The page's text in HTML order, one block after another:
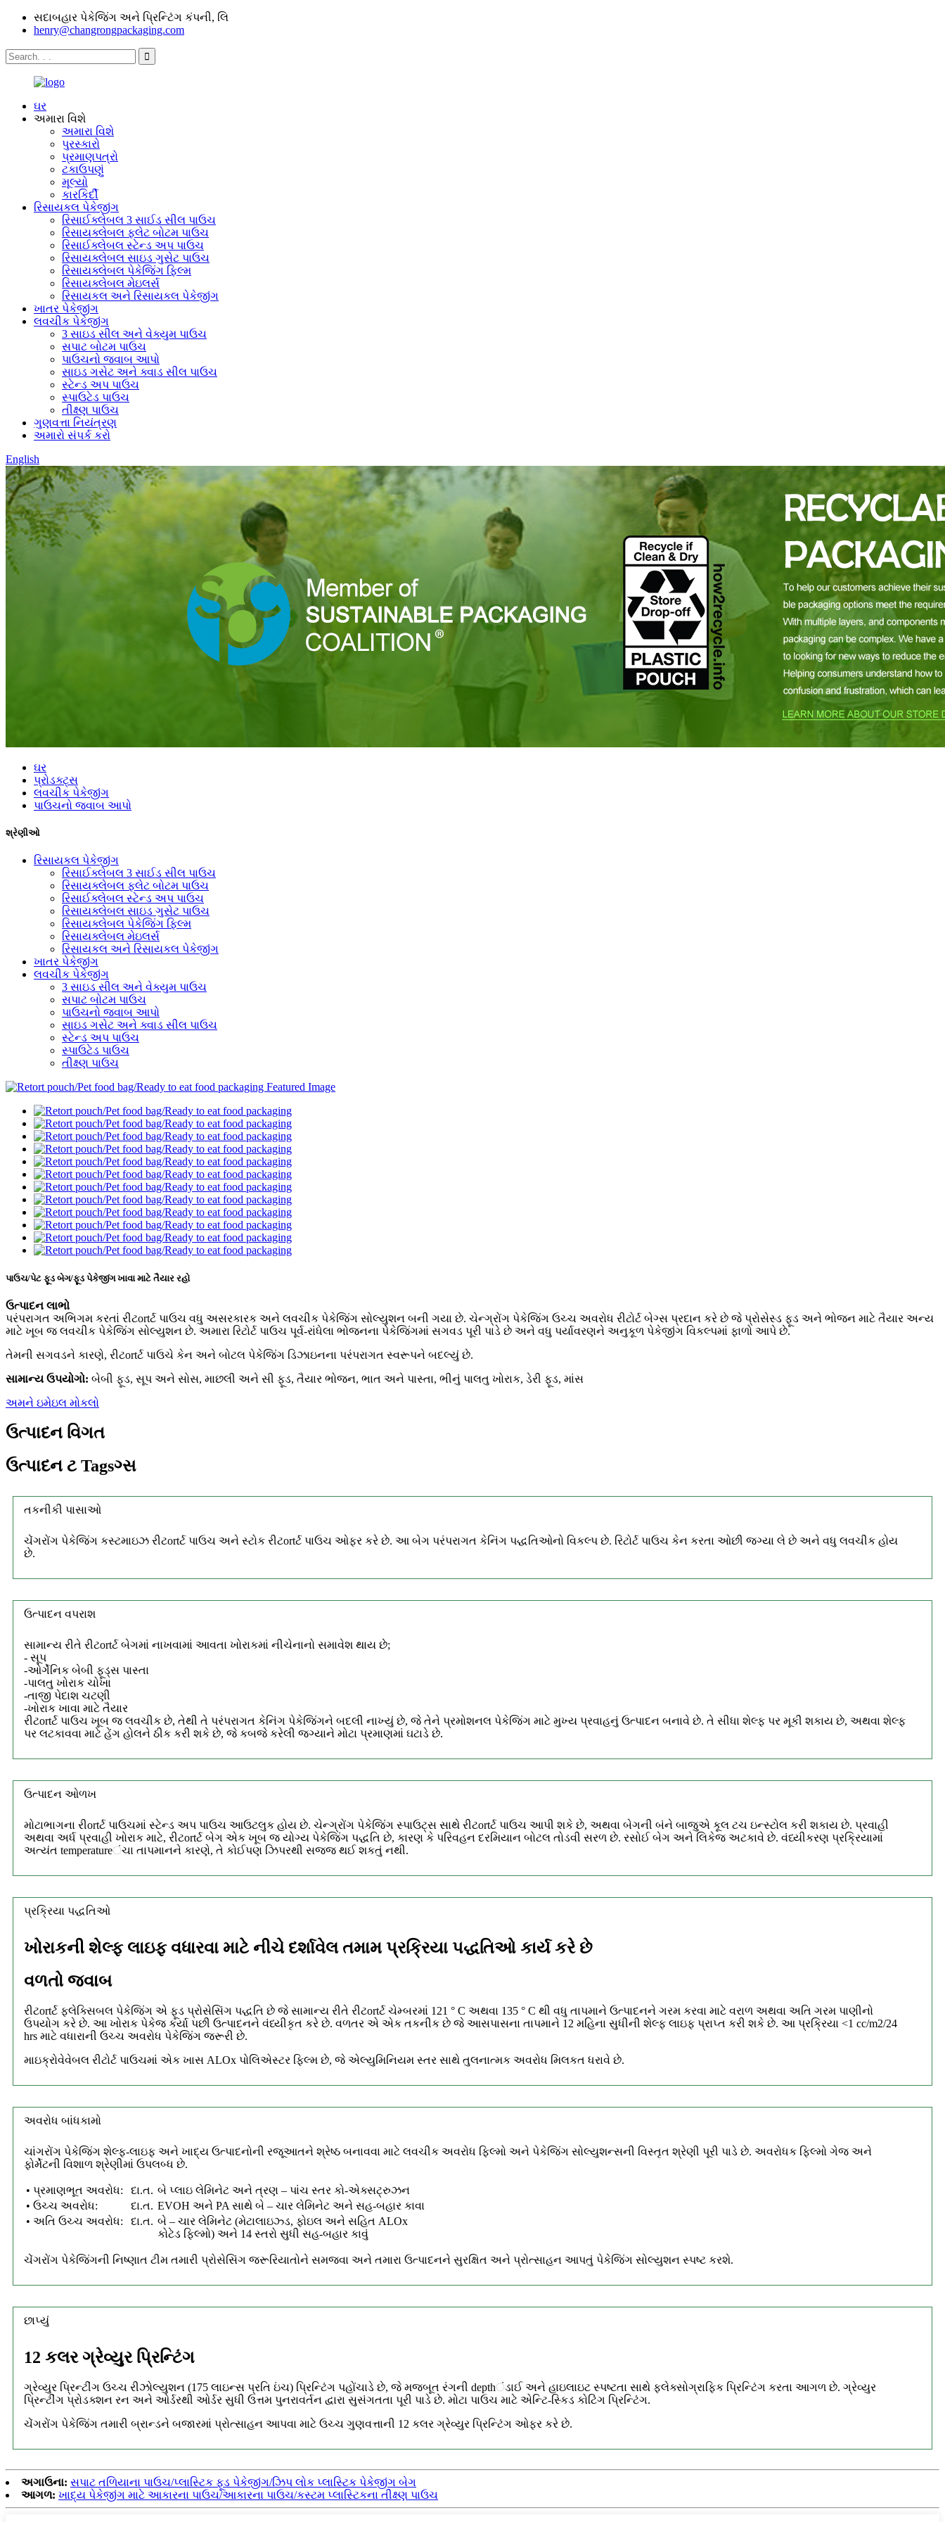
સદાબહાર પેકેજિંગ અને પ્રિન્ટિંગ કંપની, લિ
henry@changrongpackaging.com
ઘર
અમારા વિશે
અમારા વિશે
પુરસ્કારો
પ્રમાણપત્રો
ટકાઉપણું
મૂલ્યો
કારકિર્દી
રિસાયકલ પેકેજીંગ
રિસાઈક્લેબલ 3 સાઈડ સીલ પાઉચ
રિસાયક્લેબલ ફ્લેટ બોટમ પાઉચ
રિસાઈક્લેબલ સ્ટેન્ડ અપ પાઉચ
રિસાયક્લેબલ સાઇડ ગુસેટ પાઉચ
રિસાયક્લેબલ પેકેજિંગ ફિલ્મ
રિસાયક્લેબલ મેઇલર્સ
રિસાયકલ અને રિસાયકલ પેકેજીંગ
ખાતર પેકેજીંગ
લવચીક પેકેજીંગ
3 સાઇડ સીલ અને વેક્યુમ પાઉચ
સપાટ બોટમ પાઉચ
પાઉચનો જવાબ આપો
સાઇડ ગસેટ અને ક્વાડ સીલ પાઉચ
સ્ટેન્ડ અપ પાઉચ
સ્પાઉટેડ પાઉચ
તીક્ષ્ણ પાઉચ
ગુણવત્તા નિયંત્રણ
અમારો સંપર્ક કરો
English
ઘર
પ્રોડક્ટ્સ
લવચીક પેકેજીંગ
પાઉચનો જવાબ આપો
શ્રેણીઓ
રિસાયકલ પેકેજીંગ
રિસાઈક્લેબલ 3 સાઈડ સીલ પાઉચ
રિસાયક્લેબલ ફ્લેટ બોટમ પાઉચ
રિસાઈક્લેબલ સ્ટેન્ડ અપ પાઉચ
રિસાયક્લેબલ સાઇડ ગુસેટ પાઉચ
રિસાયક્લેબલ પેકેજિંગ ફિલ્મ
રિસાયક્લેબલ મેઇલર્સ
રિસાયકલ અને રિસાયકલ પેકેજીંગ
ખાતર પેકેજીંગ
લવચીક પેકેજીંગ
3 સાઇડ સીલ અને વેક્યુમ પાઉચ
સપાટ બોટમ પાઉચ
પાઉચનો જવાબ આપો
સાઇડ ગસેટ અને ક્વાડ સીલ પાઉચ
સ્ટેન્ડ અપ પાઉચ
સ્પાઉટેડ પાઉચ
તીક્ષ્ણ પાઉચ
પાઉચ/પેટ ફૂડ બેગ/ફૂડ પેકેજીંગ ખાવા માટે તૈયાર રહો
ઉત્પાદન લાભો
પરંપરાગત અભિગમ કરતાં રીટortર્ટ પાઉચ વધુ અસરકારક અને લવચીક પેકેજિંગ સોલ્યુશન બની ગયા છે. ચેન્ગ્રોંગ પેકેજિંગ ઉચ્ચ અવરોધ રીટોર્ટ બેગ્સ પ્રદાન કરે છે જે પ્રોસેસ્ડ ફૂડ અને ભોજન માટે તૈયાર અન્ય
માટે ખૂબ જ લવચીક પેકેજિંગ સોલ્યુશન છે. અમારા રિટોર્ટ પાઉચ પૂર્વ-રાંધેલા ભોજનના પેકેજિંગમાં સગવડ પૂરી પાડે છે અને વધુ પર્યાવરણને અનુકૂળ પેકેજીંગ વિકલ્પમાં ફાળો આપે છે.
તેમની સગવડને કારણે, રીટortર્ટ પાઉચે કેન અને બોટલ પેકેજિંગ ડિઝાઇનના પરંપરાગત સ્વરૂપને બદલ્યું છે.
સામાન્ય ઉપયોગો: બેબી ફૂડ, સૂપ અને સોસ, માછલી અને સી ફૂડ, તૈયાર ભોજન, ભાત અને પાસ્તા, ભીનું પાલતુ ખોરાક, ડેરી ફૂડ, માંસ
અમને ઇમેઇલ મોકલો
ઉત્પાદન વિગત
ઉત્પાદન ટ Tagsગ્સ
તકનીકી પાસાઓ
ચેંગરોંગ પેકેજિંગ કસ્ટમાઇઝ રીટortર્ટ પાઉચ અને સ્ટોક રીટortર્ટ પાઉચ ઓફર કરે છે. આ બેગ પરંપરાગત કેનિંગ પદ્ધતિઓનો વિકલ્પ છે. રિટોર્ટ પાઉચ કેન કરતા ઓછી જગ્યા લે છે અને વધુ લવચીક હોય
છે.
ઉત્પાદન વપરાશ
સામાન્ય રીતે રીટortર્ટ બેગમાં નાખવામાં આવતા ખોરાકમાં નીચેનાનો સમાવેશ થાય છે;
- સૂપ
-ઓર્ગેનિક બેબી ફૂડ્સ પાસ્તા
-પાલતુ ખોરાક ચોખા
-તાજી પેદાશ ચટણી
-ખોરાક ખાવા માટે તૈયાર
રીટortર્ટ પાઉચ ખૂબ જ લવચીક છે, તેથી તે પરંપરાગત કેનિંગ પેકેજિંગને બદલી નાખ્યું છે, જે તેને પ્રમોશનલ પેકેજિંગ માટે મુખ્ય પ્રવાહનું ઉત્પાદન બનાવે છે. તે સીધા શેલ્ફ પર મૂકી શકાય છે, અથવા શેલ્ફ
પર લટકાવવા માટે હેંગ હોલને ઠીક કરી શકે છે, જે કબજે કરેલી જગ્યાને મોટા પ્રમાણમાં ઘટાડે છે.
ઉત્પાદન ઓળખ
મોટાભાગના રીortર્ટ પાઉચમાં સ્ટેન્ડ અપ પાઉચ આઉટલુક હોય છે. ચેન્ગ્રોંગ પેકેજિંગ સ્પાઉટ્સ સાથે રીટortર્ટ પાઉચ આપી શકે છે, અથવા બેગની બંને બાજુએ કૂલ ટચ ઇન્સ્ટોલ કરી શકાય છે. પ્રવાહી
અથવા અર્ધ પ્રવાહી ખોરાક માટે, રીટortર્ટ બેગ એક ખૂબ જ યોગ્ય પેકેજિંગ પદ્ધતિ છે, કારણ કે પરિવહન દરમિયાન બોટલ તોડવી સરળ છે. રસોઈ બેગ અને લિકેજ અટકાવે છે. વંધ્યીકરણ પ્રક્રિયામાં
અત્યંત temperatureંચા તાપમાનને કારણે, તે કોઈપણ ઝિપરથી સજ્જ થઈ શકતું નથી.
પ્રક્રિયા પદ્ધતિઓ
ખોરાકની શેલ્ફ લાઇફ વધારવા માટે નીચે દર્શાવેલ તમામ પ્રક્રિયા પદ્ધતિઓ કાર્ય કરે છે
વળતો જવાબ
રીટortર્ટ ફ્લેક્સિબલ પેકેજિંગ એ ફૂડ પ્રોસેસિંગ પદ્ધતિ છે જે સામાન્ય રીતે રીટortર્ટ ચેમ્બરમાં 121 ° C અથવા 135 ° C થી વધુ તાપમાને ઉત્પાદનને ગરમ કરવા માટે વરાળ અથવા અતિ ગરમ પાણીનો
ઉપયોગ કરે છે. આ ખોરાક પેકેજ કર્યા પછી ઉત્પાદનને વંધ્યીકૃત કરે છે. વળતર એ એક તકનીક છે જે આસપાસના તાપમાને 12 મહિના સુધીની શેલ્ફ લાઇફ પ્રાપ્ત કરી શકે છે. આ પ્રક્રિયા <1 cc/m2/24
hrs માટે વધારાની ઉચ્ચ અવરોધ પેકેજિંગ જરૂરી છે.
માઇક્રોવેવેબલ રીટોર્ટ પાઉચમાં એક ખાસ ALOx પોલિએસ્ટર ફિલ્મ છે, જે એલ્યુમિનિયમ સ્તર સાથે તુલનાત્મક અવરોધ મિલકત ધરાવે છે.
અવરોધ બાંધકામો
ચાંગરોંગ પેકેજિંગ શેલ્ફ-લાઇફ અને ખાદ્ય ઉત્પાદનોની રજૂઆતને શ્રેષ્ઠ બનાવવા માટે લવચીક અવરોધ ફિલ્મો અને પેકેજિંગ સોલ્યુશન્સની વિસ્તૃત શ્રેણી પૂરી પાડે છે. અવરોધક ફિલ્મો ગેજ અને
ફોર્મેટની વિશાળ શ્રેણીમાં ઉપલબ્ધ છે.
• પ્રમાણભૂત અવરોધ: દા.ત. બે પ્લાઇ લેમિનેટ અને ત્રણ – પાંચ સ્તર કો-એક્સટ્રુઝન
• ઉચ્ચ અવરોધ:
દા.ત. EVOH અને PA સાથે બે – ચાર લેમિનેટ અને સહ-બહાર કાવા
• અતિ ઉચ્ચ અવરોધ:
દા.ત. બે – ચાર લેમિનેટ (મેટાલાઇઝ્ડ, ફોઇલ અને સહિત ALOx
કોટેડ ફિલ્મો) અને 14 સ્તરો સુધી સહ-બહાર કાવું
ચેંગરોંગ પેકેજિંગની નિષ્ણાત ટીમ તમારી પ્રોસેસિંગ જરૂરિયાતોને સમજવા અને તમારા ઉત્પાદનને સુરક્ષિત અને પ્રોત્સાહન આપતું પેકેજિંગ સોલ્યુશન સ્પષ્ટ કરશે.
છાપ્યું
12 કલર ગ્રેવ્યુર પ્રિન્ટિંગ
ગ્રેવ્યુર પ્રિન્ટીંગ ઉચ્ચ રીઝોલ્યુશન (175 લાઇન્સ પ્રતિ ઇંચ) પ્રિન્ટિંગ પહોંચાડે છે, જે મજબૂત રંગની depthંડાઈ અને હાઇલાઇટ સ્પષ્ટતા સાથે ફ્લેક્સોગ્રાફિક પ્રિન્ટિંગ કરતા આગળ છે. ગ્રેવ્યુર
પ્રિન્ટીંગ પ્રોડક્શન રન અને ઓર્ડરથી ઓર્ડર સુધી ઉત્તમ પુનરાવર્તન દ્વારા સુસંગતતા પૂરી પાડે છે. મોટા પાઉચ માટે એન્ટિ-સ્કિડ કોટિંગ પ્રિન્ટિંગ.
ચેંગરોંગ પેકેજિંગ તમારી બ્રાન્ડને બજારમાં પ્રોત્સાહન આપવા માટે ઉચ્ચ ગુણવત્તાની 12 કલર ગ્રેવ્યુર પ્રિન્ટિંગ ઓફર કરે છે.
અગાઉના: સપાટ તળિયાના પાઉચ/પ્લાસ્ટિક ફૂડ પેકેજીંગ/ઝિપ લોક પ્લાસ્ટિક પેકેજીંગ બેગ
આગળ: ખાદ્ય પેકેજીંગ માટે આકારના પાઉચ/આકારના પાઉચ/કસ્ટમ પ્લાસ્ટિકના તીક્ષ્ણ પાઉચ